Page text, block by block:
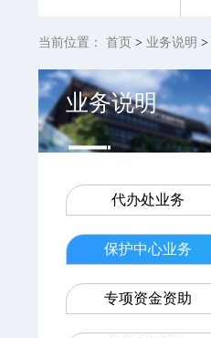
当前位置： 首页 > 业务说明 >
业务说明
代办处业务
保护中心业务
专项资金资助